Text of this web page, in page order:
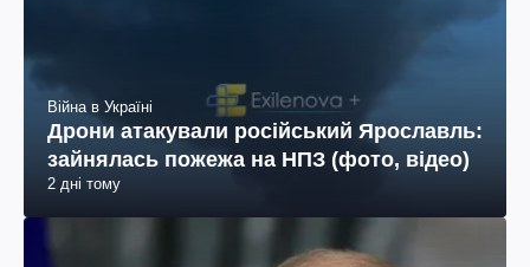
Війна в Україні
Дрони атакували російський Ярославль:
зайнялась пожежа на НПЗ (фото, відео)
2 дні тому